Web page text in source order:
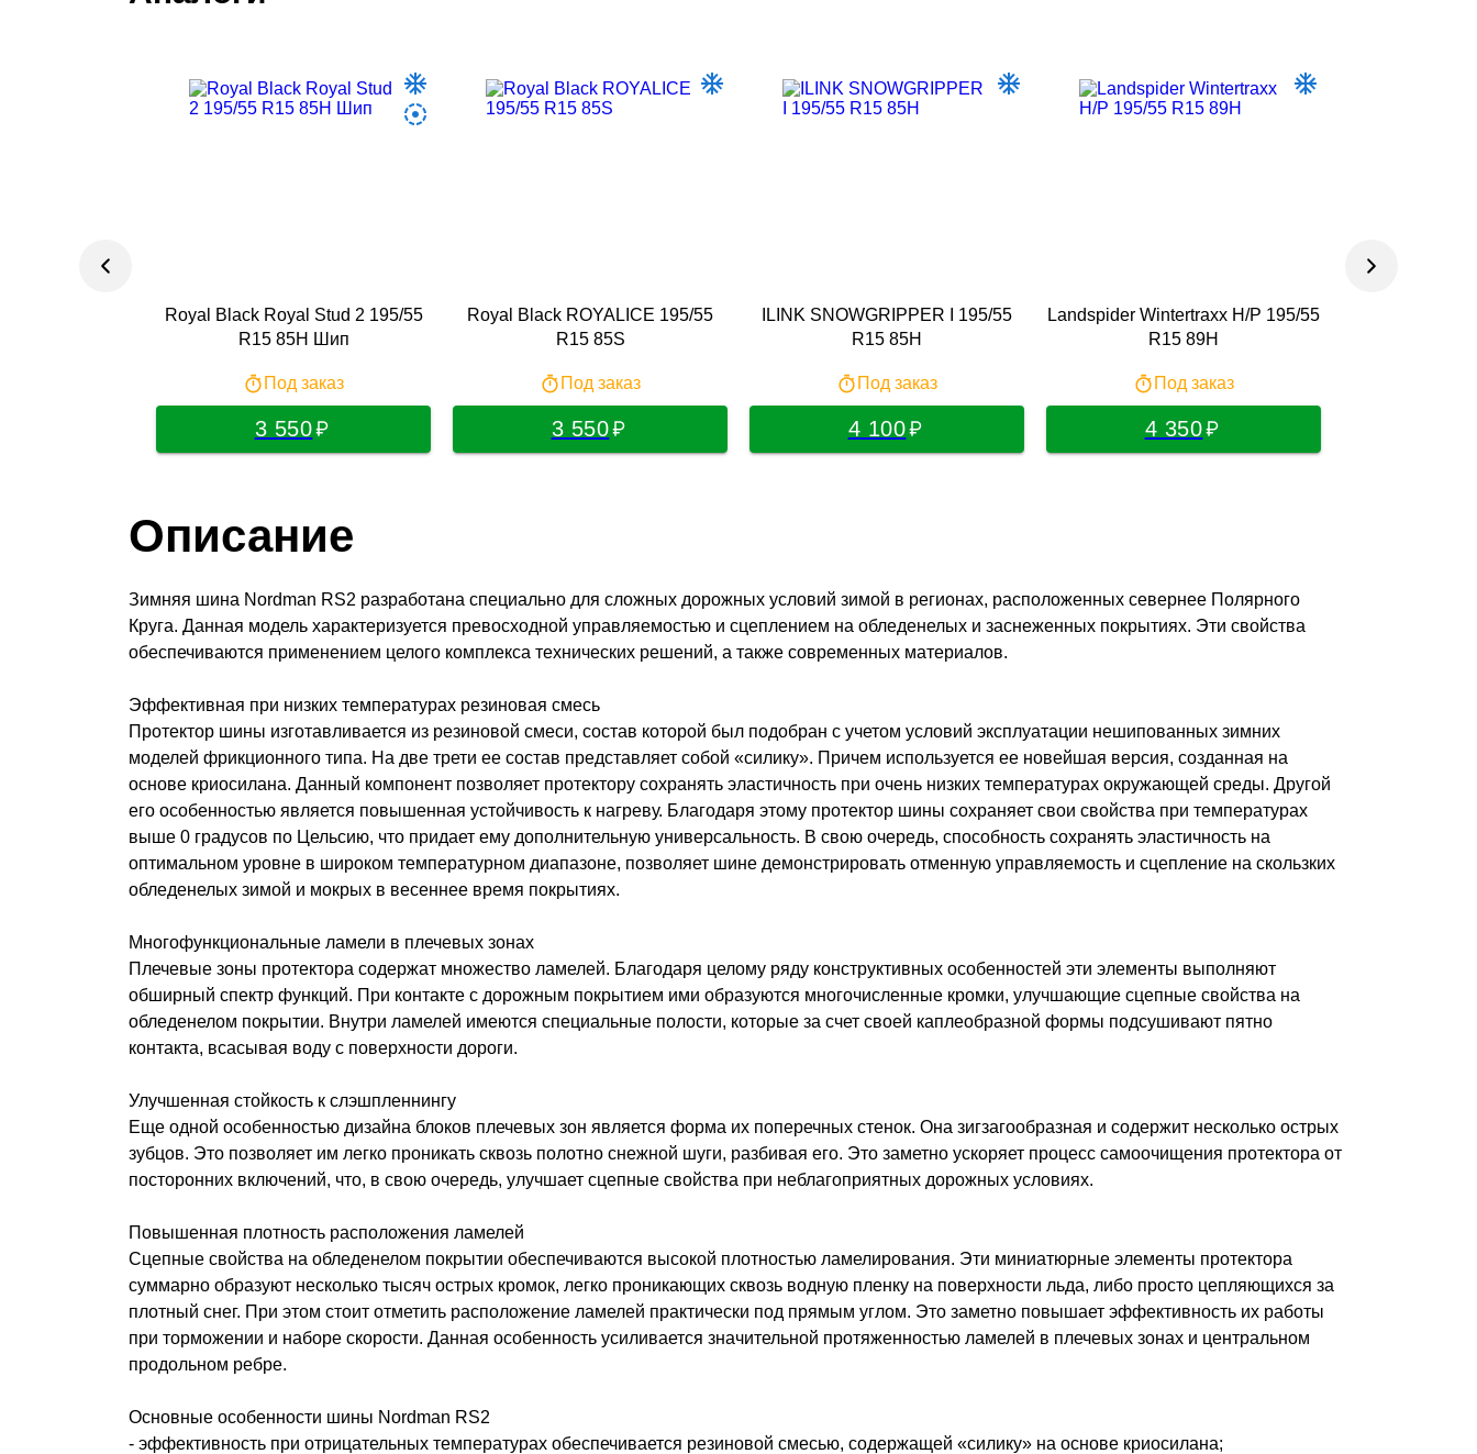
Royal Black Royal Stud 2 195/55
R15 85H Шип
Под заказ
3 550
Royal Black ROYALICE 195/55
R15 85S
Под заказ
3 550
ILINK SNOWGRIPPER I 195/55
R15 85H
Под заказ
4 100
Landspider Wintertraxx H/P 195/55
R15 89H
Под заказ
4 350
Описание
Зимняя шина Nordman RS2 разработана специально для сложных дорожных условий зимой в регионах, расположенных севернее Полярного
Круга. Данная модель характеризуется превосходной управляемостью и сцеплением на обледенелых и заснеженных покрытиях. Эти свойства
обеспечиваются применением целого комплекса технических решений, а также современных материалов.
Эффективная при низких температурах резиновая смесь
Протектор шины изготавливается из резиновой смеси, состав которой был подобран с учетом условий эксплуатации нешипованных зимних
моделей фрикционного типа. На две трети ее состав представляет собой «силику». Причем используется ее новейшая версия, созданная на
основе криосилана. Данный компонент позволяет протектору сохранять эластичность при очень низких температурах окружающей среды. Другой
его особенностью является повышенная устойчивость к нагреву. Благодаря этому протектор шины сохраняет свои свойства при температурах
выше 0 градусов по Цельсию, что придает ему дополнительную универсальность. В свою очередь, способность сохранять эластичность на
оптимальном уровне в широком температурном диапазоне, позволяет шине демонстрировать отменную управляемость и сцепление на скользких
обледенелых зимой и мокрых в весеннее время покрытиях.
Многофункциональные ламели в плечевых зонах
Плечевые зоны протектора содержат множество ламелей. Благодаря целому ряду конструктивных особенностей эти элементы выполняют
обширный спектр функций. При контакте с дорожным покрытием ими образуются многочисленные кромки, улучшающие сцепные свойства на
обледенелом покрытии. Внутри ламелей имеются специальные полости, которые за счет своей каплеобразной формы подсушивают пятно
контакта, всасывая воду с поверхности дороги.
Улучшенная стойкость к слэшпленнингу
Еще одной особенностью дизайна блоков плечевых зон является форма их поперечных стенок. Она зигзагообразная и содержит несколько острых
зубцов. Это позволяет им легко проникать сквозь полотно снежной шуги, разбивая его. Это заметно ускоряет процесс самоочищения протектора от
посторонних включений, что, в свою очередь, улучшает сцепные свойства при неблагоприятных дорожных условиях.
Повышенная плотность расположения ламелей
Сцепные свойства на обледенелом покрытии обеспечиваются высокой плотностью ламелирования. Эти миниатюрные элементы протектора
суммарно образуют несколько тысяч острых кромок, легко проникающих сквозь водную пленку на поверхности льда, либо просто цепляющихся за
плотный снег. При этом стоит отметить расположение ламелей практически под прямым углом. Это заметно повышает эффективность их работы
при торможении и наборе скорости. Данная особенность усиливается значительной протяженностью ламелей в плечевых зонах и центральном
продольном ребре.
Основные особенности шины Nordman RS2
- эффективность при отрицательных температурах обеспечивается резиновой смесью, содержащей «силику» на основе криосилана;